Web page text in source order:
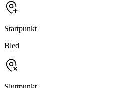
Startpunkt
Bled